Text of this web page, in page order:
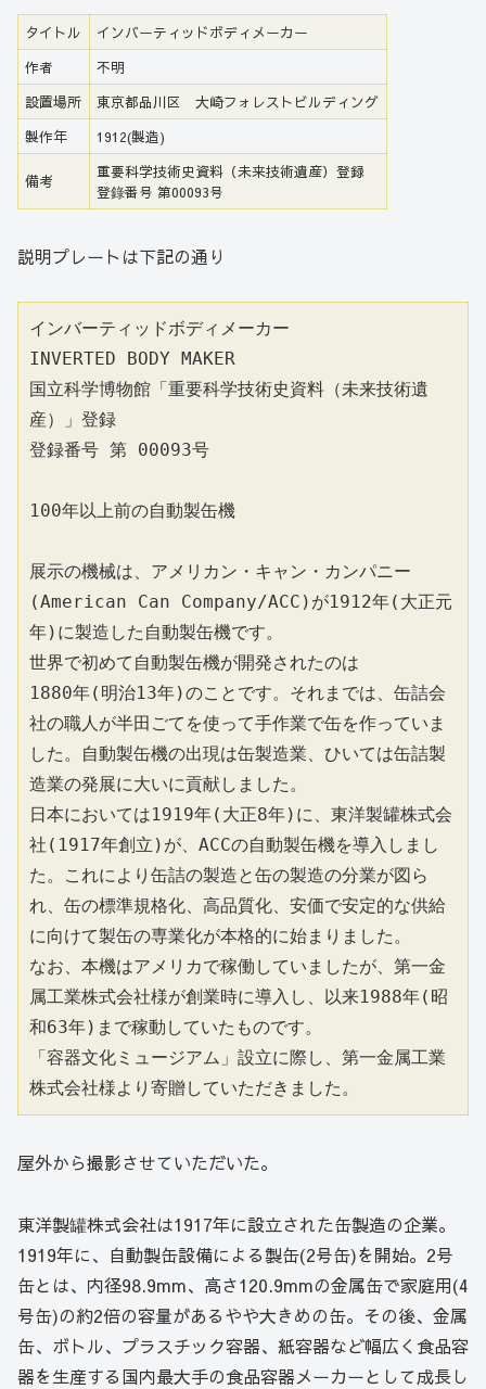
タイトル
インバーティッドボディメーカー
作者
不明
設置場所
東京都品川区 大崎フォレストビルディング
製作年
1912(製造)
備考
重要科学技術史資料（未来技術遺産）登録
登錄番号 第00093号
説明プレートは下記の通り
インバーティッドボディメーカー
INVERTED BODY MAKER
国立科学博物館「重要科学技術史資料（未来技術遺
産）」登録
登録番号 第 00093号
100年以上前の自動製缶機
展示の機械は、アメリカン・キャン・カンパニー
(American Can Company/ACC)が1912年(大正元
年)に製造した自動製缶機です。
世界で初めて自動製缶機が開発されたのは
1880年(明治13年)のことです。それまでは、缶詰会
社の職人が半田ごてを使って手作業で缶を作っていま
した。自動製缶機の出現は缶製造業、ひいては缶詰製
造業の発展に大いに貢献しました。
日本においては1919年(大正8年)に、東洋製罐株式会
社(1917年創立)が、ACCの自動製缶機を導入しまし
た。これにより缶詰の製造と缶の製造の分業が図ら
れ、缶の標準規格化、高品質化、安価で安定的な供給
に向けて製缶の専業化が本格的に始まりました。
なお、本機はアメリカで稼働していましたが、第一金
属工業株式会社様が創業時に導入し、以来1988年(昭
和63年)まで稼動していたものです。
「容器文化ミュージアム」設立に際し、第一金属工業
株式会社様より寄贈していただきました。
屋外から撮影させていただいた。
東洋製罐株式会社は1917年に設立された缶製造の企業。
1919年に、自動製缶設備による製缶(2号缶)を開始。2号
缶とは、内径98.9mm、高さ120.9mmの金属缶で家庭用(4
号缶)の約2倍の容量があるやや大きめの缶。その後、金属
缶、ボトル、プラスチック容器、紙容器など幅広く食品容
器を生産する国内最大手の食品容器メーカーとして成長し